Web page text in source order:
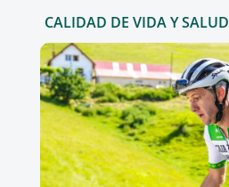
CALIDAD DE VIDA Y SALUD